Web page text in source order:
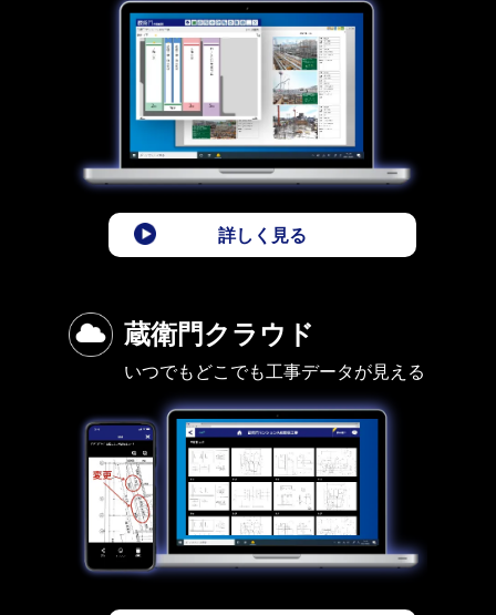
詳しく見る
蔵衛門クラウド
いつでもどこでも工事データが見える